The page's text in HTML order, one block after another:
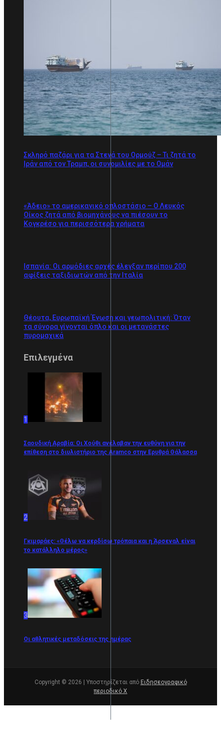
Σκληρό παζάρι για τα Στενά του Ορμούζ – Τι ζητά το
Ιράν από τον Τραμπ, οι συνομιλίες με το Ομάν
«Άδειο» το αμερικανικό οπλοστάσιο – Ο Λευκός
Οίκος ζητά από βιομηχάνους να πιέσουν το
Κογκρέσο για περισσότερα χρήματα
Ισπανία: Οι αρμόδιες αρχές έλεγξαν περίπου 200
αφίξεις ταξιδιωτών από την Ιταλία
Θέουτα, Ευρωπαϊκή Ένωση και γεωπολιτική: Όταν
τα σύνορα γίνονται όπλο και οι μετανάστες
πυρομαχικά
Επιλεγμένα
1
Σαουδική Αραβία: Οι Χούθι ανέλαβαν την ευθύνη για την
επίθεση στο διυλιστήριο της Aramco στην Ερυθρά Θάλασσα
2
Γκιμαράες: «Θέλω να κερδίσω τρόπαια και η Άρσεναλ είναι
το κατάλληλο μέρος»
3
Οι αθλητικές μεταδόσεις της ημέρας
Copyright © 2026 | Υποστηρίζεται από Ειδησεογραφικό
περιοδικό Χ